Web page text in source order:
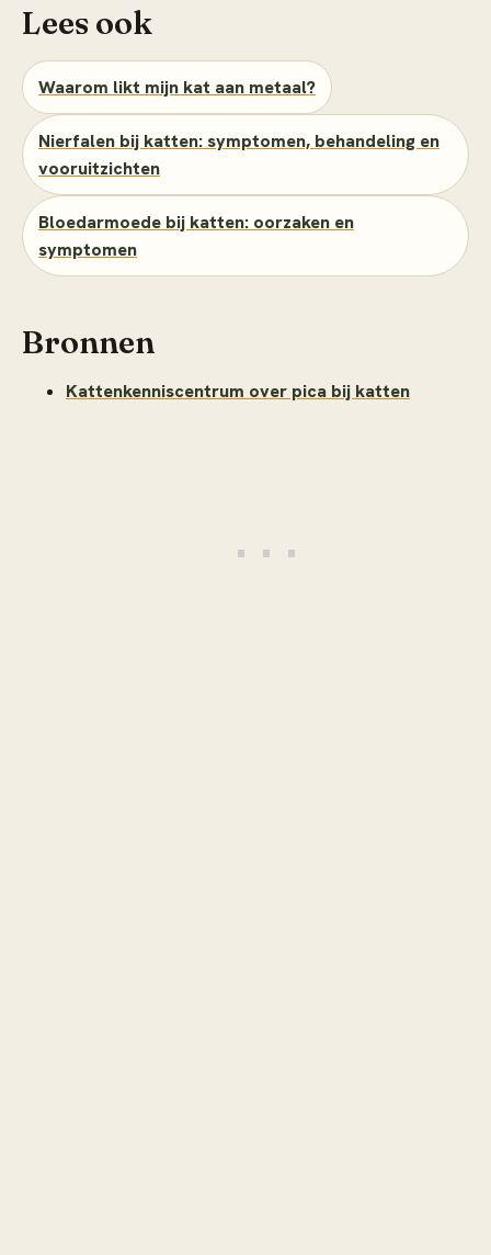
Lees ook
Waarom likt mijn kat aan metaal?
Nierfalen bij katten: symptomen, behandeling en
vooruitzichten
Bloedarmoede bij katten: oorzaken en
symptomen
Bronnen
Kattenkenniscentrum over pica bij katten